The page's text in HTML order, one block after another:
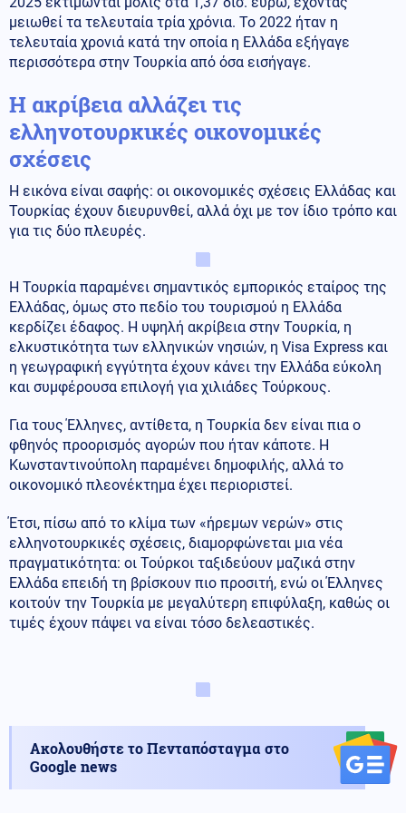
μειωθεί τα τελευταία τρία χρόνια. Το 2022 ήταν η
τελευταία χρονιά κατά την οποία η Ελλάδα εξήγαγε
περισσότερα στην Τουρκία από όσα εισήγαγε.
Η ακρίβεια αλλάζει τις
ελληνοτουρκικές οικονομικές
σχέσεις
Η εικόνα είναι σαφής: οι οικονομικές σχέσεις Ελλάδας και
Τουρκίας έχουν διευρυνθεί, αλλά όχι με τον ίδιο τρόπο και
για τις δύο πλευρές.
Η Τουρκία παραμένει σημαντικός εμπορικός εταίρος της
Ελλάδας, όμως στο πεδίο του τουρισμού η Ελλάδα
κερδίζει έδαφος. Η υψηλή ακρίβεια στην Τουρκία, η
ελκυστικότητα των ελληνικών νησιών, η Visa Express και
η γεωγραφική εγγύτητα έχουν κάνει την Ελλάδα εύκολη
και συμφέρουσα επιλογή για χιλιάδες Τούρκους.
Για τους Έλληνες, αντίθετα, η Τουρκία δεν είναι πια ο
φθηνός προορισμός αγορών που ήταν κάποτε. Η
Κωνσταντινούπολη παραμένει δημοφιλής, αλλά το
οικονομικό πλεονέκτημα έχει περιοριστεί.
Έτσι, πίσω από το κλίμα των «ήρεμων νερών» στις
ελληνοτουρκικές σχέσεις, διαμορφώνεται μια νέα
πραγματικότητα: οι Τούρκοι ταξιδεύουν μαζικά στην
Ελλάδα επειδή τη βρίσκουν πιο προσιτή, ενώ οι Έλληνες
κοιτούν την Τουρκία με μεγαλύτερη επιφύλαξη, καθώς οι
τιμές έχουν πάψει να είναι τόσο δελεαστικές.
Ακολουθήστε το Πενταπόσταγμα στο
Google news